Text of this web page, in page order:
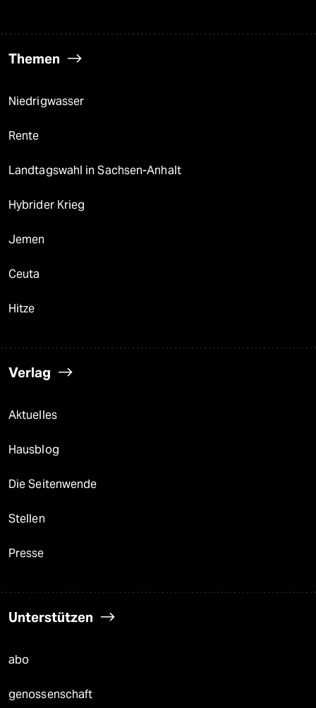
Themen
Niedrigwasser
Rente
Landtagswahl in Sachsen-Anhalt
Hybrider Krieg
Jemen
Ceuta
Hitze
Verlag
Aktuelles
Hausblog
Die Seitenwende
Stellen
Presse
Unterstützen
abo
genossenschaft